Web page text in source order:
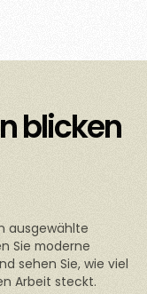
blicken
ausgewählte
Sie moderne
sehen Sie, wie viel
Arbeit steckt.